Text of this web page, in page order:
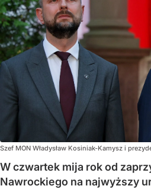
Szef MON Władysław Kosiniak-Kamysz i
W czwartek mija rok od
Nawrockiego na najwyższy